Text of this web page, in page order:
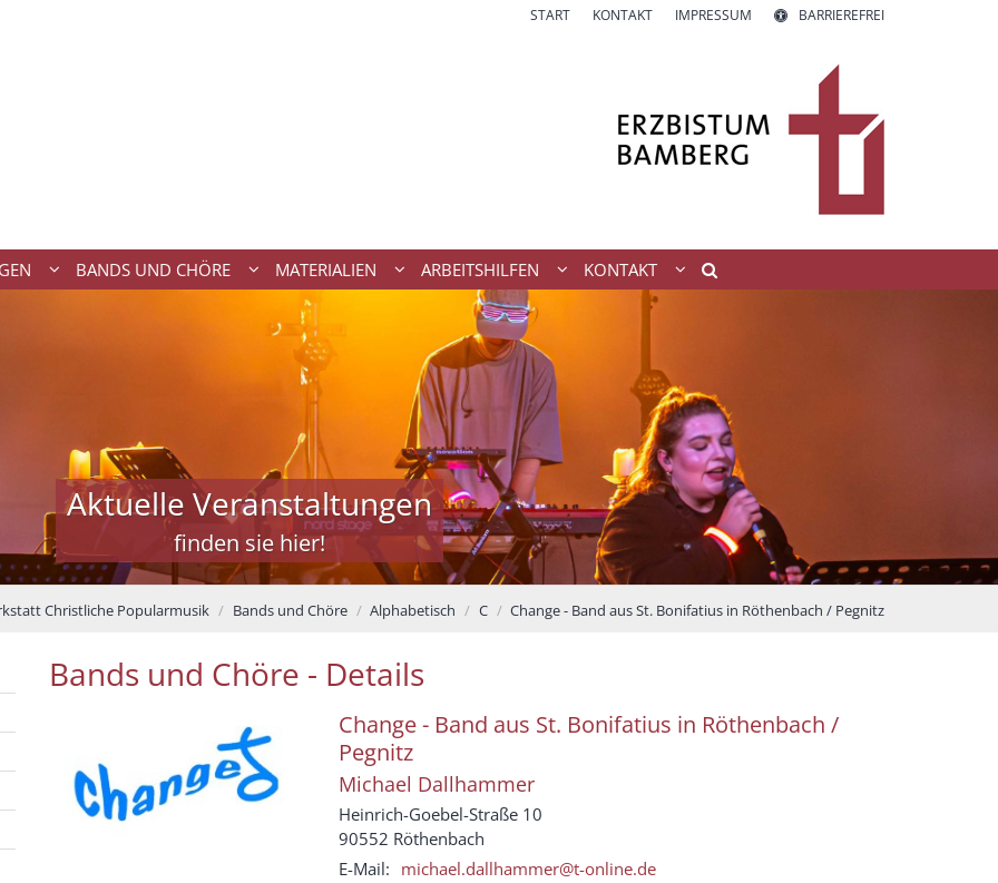
START KONTAKT IMPRESSUM BARRIEREFREI
BANDS UND CHÖRE MATERIALIEN ARBEITSHILFEN KONTAKT
Aktuelle Veranstaltungen
finden sie hier!
Christliche Popularmusik Bands und Chöre Alphabetisch C Change - Band aus St. Bonifatius in Röthenbach / Pegnitz
Bands und Chöre - Details
Change - Band aus St. Bonifatius in Röthenbach /
Pegnitz
Michael Dallhammer
Heinrich-Goebel-Straße 10
90552 Röthenbach
E-Mail: michael.dallhammer@t-online.de